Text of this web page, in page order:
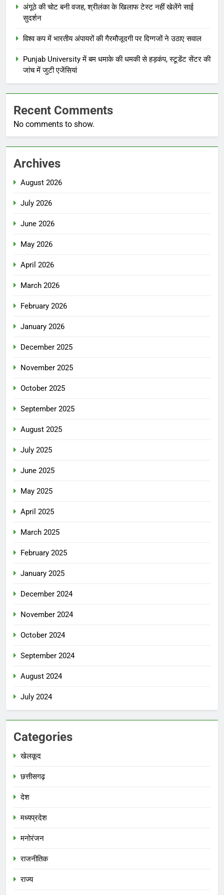
अंगूठे की चोट बनी वजह, श्रीलंका के खिलाफ टेस्ट नहीं खेलेंगे साई
सुदर्शन
विश्व कप में भारतीय अंपायरों की गैरमौजूदगी पर दिग्गजों ने उठाए सवाल
Punjab University में बम धमाके की धमकी से हड़कंप, स्टूडेंट सेंटर की
जांच में जुटी एजेंसियां
Recent Comments
No comments to show.
Archives
August 2026
July 2026
June 2026
May 2026
April 2026
March 2026
February 2026
January 2026
December 2025
November 2025
October 2025
September 2025
August 2025
July 2025
June 2025
May 2025
April 2025
March 2025
February 2025
January 2025
December 2024
November 2024
October 2024
September 2024
August 2024
July 2024
Categories
खेलकूद
छत्तीसगढ़
देश
मध्‍यप्रदेश
मनोरंजन
राजनीतिक
राज्य